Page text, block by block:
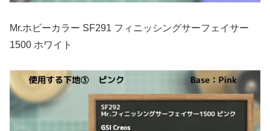
Mr.ホビーカラー SF291 フィニッシングサーフェイサー
1500 ホワイト